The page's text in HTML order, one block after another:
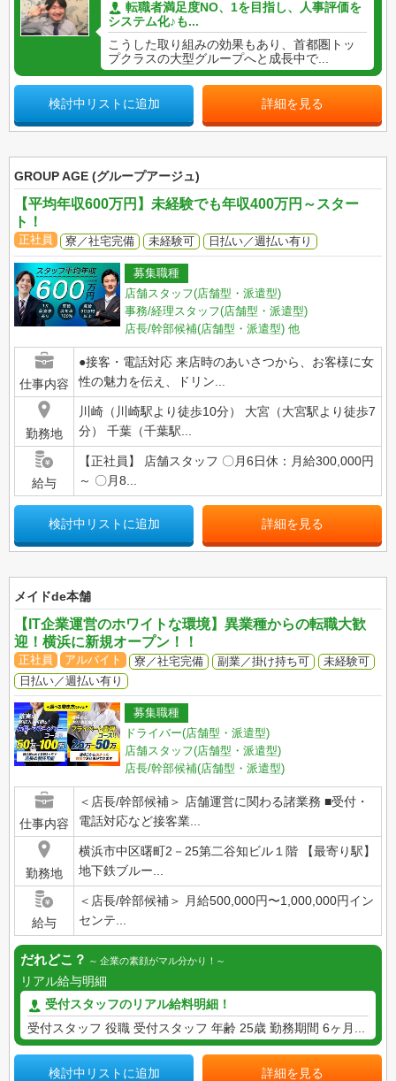
転職者満足度NO、1を目指し、人事評価を
システム化♪も...
こうした取り組みの効果もあり、首都圏トッ
プクラスの大型グループへと成長中で...
検討中リストに追加 詳細を見る
GROUP AGE (グループアージュ)
【平均年収600万円】未経験でも年収400万円～スター
ト！
正社員 寮／社宅完備 未経験可 日払い／週払い有り
募集職種
店舗スタッフ(店舗型・派遣型)
事務/経理スタッフ(店舗型・派遣型)
店長/幹部候補(店舗型・派遣型) 他
仕事内容
●接客・電話対応 来店時のあいさつから、お客様に女
性の魅力を伝え、ドリン...
勤務地
川崎（川崎駅より徒歩10分） 大宮（大宮駅より徒歩7
分） 千葉（千葉駅...
給与
【正社員】 店舗スタッフ 〇月6日休：月給300,000円
～ 〇月8...
検討中リストに追加 詳細を見る
メイドde本舗
【IT企業運営のホワイトな環境】異業種からの転職大歓
迎！横浜に新規オープン！！
正社員 アルバイト 寮／社宅完備 副業／掛け持ち可
未経験可
日払い／週払い有り
募集職種
ドライバー(店舗型・派遣型)
店舗スタッフ(店舗型・派遣型)
店長/幹部候補(店舗型・派遣型)
仕事内容
＜店長/幹部候補＞ 店舗運営に関わる諸業務 ■受付・
電話対応など接客業...
勤務地
横浜市中区曙町2－25第二谷知ビル１階 【最寄り駅】
地下鉄ブルー...
給与
＜店長/幹部候補＞ 月給500,000円〜1,000,000円イン
センテ...
だれどこ？ 企業の素顔がマル分かり！
リアル給与明細
受付スタッフのリアル給料明細！
受付スタッフ 役職 受付スタッフ 年齢 25歳 勤務期間 6ヶ月...
検討中リストに追加 詳細を見る